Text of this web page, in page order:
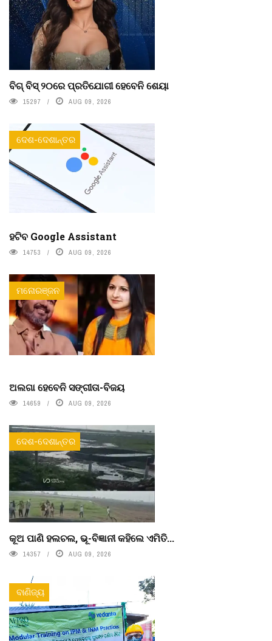
ବିଗ୍ ବିସ୍ ୨୦ରେ ପ୍ରତିଯୋଗୀ ହେବେନି ଶେୟା
15297 AUG 09, 2026
ଦେଶ-ଦେଶାନ୍ତର
ହଟିବ Google Assistant
14753 AUG 09, 2026
ମନୋରଞ୍ଜନ
ଅଲଗା ହେବେନି ସଙ୍ଗୀତା-ବିଜୟ
14659 AUG 09, 2026
ଦେଶ-ଦେଶାନ୍ତର
କୂଅ ପାଣି ହଲଚଲ, ଭୂ-ବିଜ୍ଞାନୀ କହିଲେ ଏମିତି...
14357 AUG 09, 2026
ବାଣିଜ୍ୟ